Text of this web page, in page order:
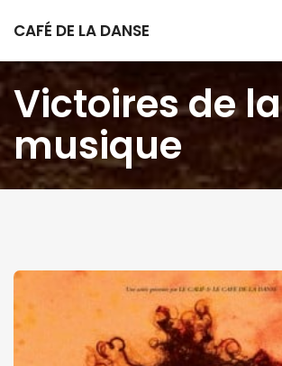
CAFÉ DE LA DANSE
Victoires de la
musique